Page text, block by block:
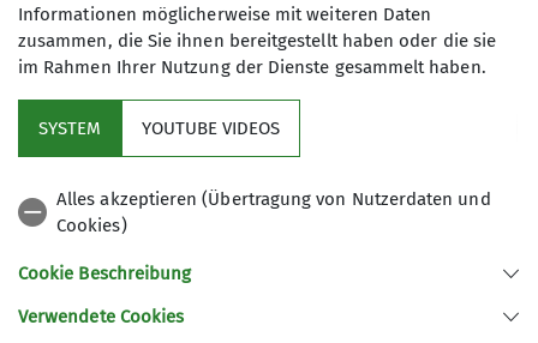
Informationen möglicherweise mit weiteren Daten
zusammen, die Sie ihnen bereitgestellt haben oder die sie
im Rahmen Ihrer Nutzung der Dienste gesammelt haben.
SYSTEM YOUTUBE VIDEOS
Alles akzeptieren (Übertragung von Nutzerdaten und
Cookies)
Cookie Beschreibung
Verwendete Cookies